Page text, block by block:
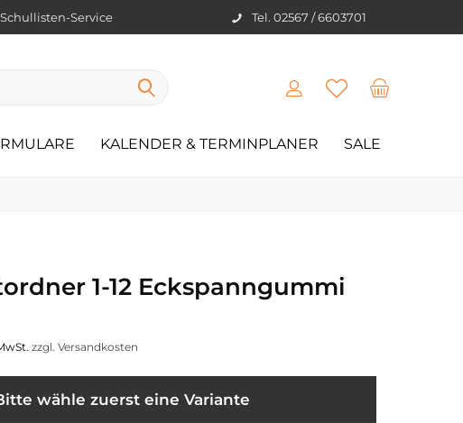
Service Tel. 02567 / 6603701
KALENDER & TERMINPLANER SALE
1-12 Eckspanngummi
zzgl. Versandkosten
wähle zuerst eine Variante